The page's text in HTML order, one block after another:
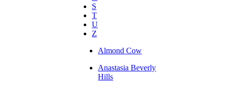
S
T
U
Z
Almond Cow
Anastasia Beverly
Hills